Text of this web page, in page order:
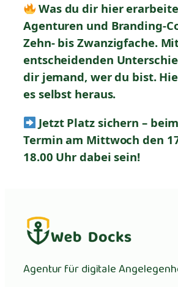
Was du dir hier
Agenturen und Branding-
Zehn- bis Zwanzigfache.
entscheidenden
dir jemand, wer du bist.
es selbst heraus.
Jetzt Platz sichern –
Termin am Mittwoch den
18.00 Uhr dabei sein!
Agentur für digitale